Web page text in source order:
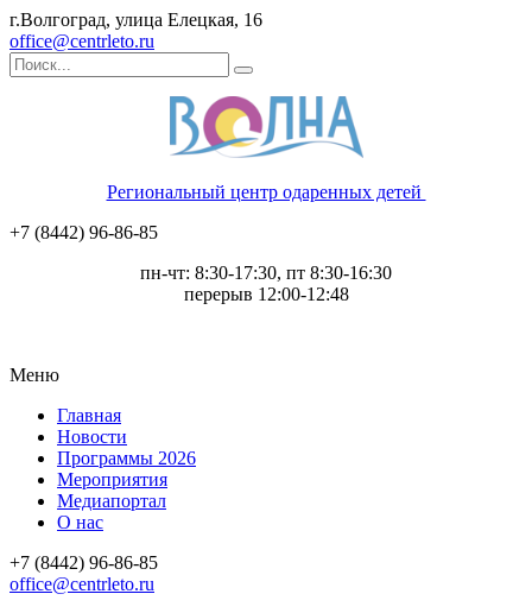
г.Волгоград, улица Елецкая, 16
office@centrleto.ru
Региональный центр одаренных детей
+7 (8442) 96-86-85
пн-чт: 8:30-17:30, пт 8:30-16:30
перерыв 12:00-12:48
Меню
Главная
Новости
Программы 2026
Мероприятия
Медиапортал
О нас
+7 (8442) 96-86-85
office@centrleto.ru